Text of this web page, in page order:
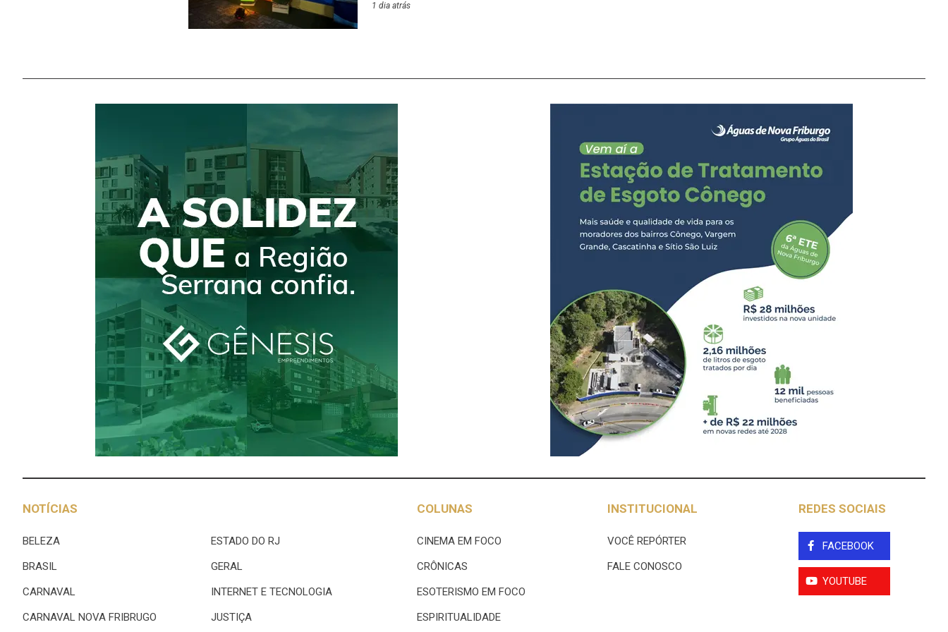
conscientização ambiental do público. Além da distribuição dos eco
copos, a empresa disponibilizou bebedouros para hidratação gratuita em
1 dia atrás
NOTÍCIAS
BELEZA
BRASIL
CARNAVAL
CARNAVAL NOVA FRIBRUGO
ESTADO DO RJ
GERAL
INTERNET E TECNOLOGIA
JUSTIÇA
COLUNAS
CINEMA EM FOCO
CRÔNICAS
ESOTERISMO EM FOCO
ESPIRITUALIDADE
INSTITUCIONAL
VOCÊ REPÓRTER
FALE CONOSCO
REDES SOCIAIS
FACEBOOK
YOUTUBE